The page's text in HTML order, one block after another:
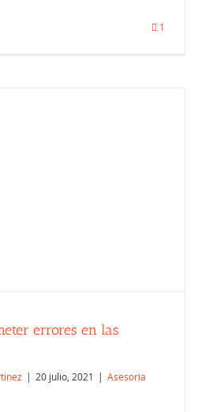
1
errores en las
| 20 julio, 2021 | Asesoria